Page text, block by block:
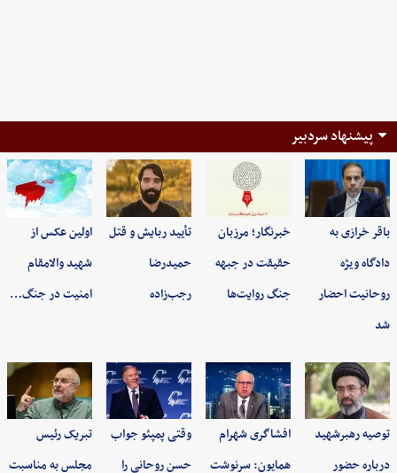
پیشنهاد سردبیر
باقر خرازی به
دادگاه ویژه
روحانیت احضار
شد
خبرنگار؛ مرزبان
حقیقت در جبهه
جنگ روایت‌ها
تأیید ربایش و قتل
حمیدرضا
رجب‌زاده
اولین عکس از
شهید والامقام
امنیت در جنگ…
توصیه رهبرشهید
درباره حضور
افشاگری شهرام
همایون: سرنوشت
وقتی پمپئو جواب
حسن روحانی را
تبریک رئیس
مجلس به مناسبت